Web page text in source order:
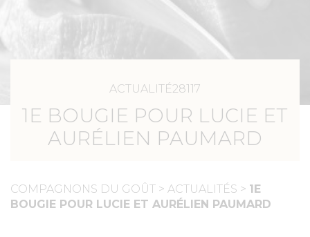
ACTUALITÉ28117
1E BOUGIE POUR LUCIE ET
AURÉLIEN PAUMARD
COMPAGNONS DU GOÛT > ACTUALITÉS > 1E
BOUGIE POUR LUCIE ET AURÉLIEN PAUMARD